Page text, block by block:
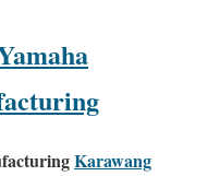
Karawang